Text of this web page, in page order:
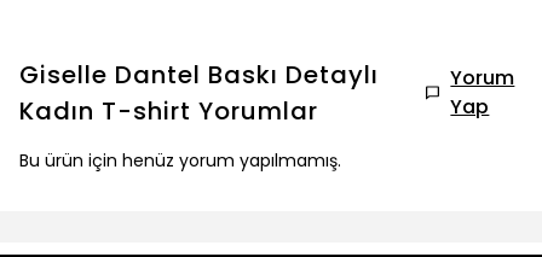
Giselle Dantel Baskı Detaylı
Kadın T-shirt Yorumlar
Yorum
Yap
Bu ürün için henüz yorum yapılmamış.